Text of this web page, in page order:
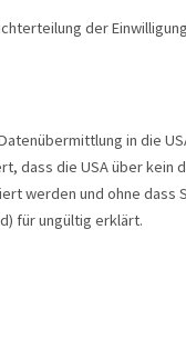
der
in die
dass die USA über
werden und ohne dass
für ungültig erklärt.